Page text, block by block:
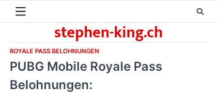
stephen-king.ch
ROYALE PASS BELOHNUNGEN
PUBG Mobile Royale Pass
Belohnungen: